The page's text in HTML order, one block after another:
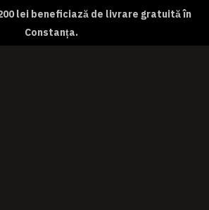
lei beneficiază de livrare gratuită în
Constanța.